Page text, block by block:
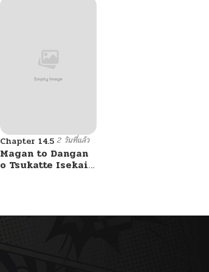
Chapter 14.5 2 วันที่แล้ว
Magan to Dangan
o Tsukatte Isekai